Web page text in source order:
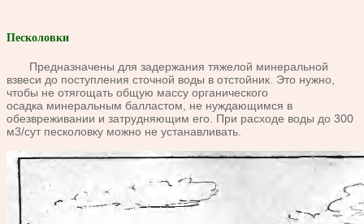
Песколовки
Предназначены для задержания тяжелой минеральной
взвеси до поступления сточной воды в отстойник. Это нужно,
чтобы не отягощать общую массу органического
осадка минеральным балластом, не нуждающимся в
обезвреживании и затрудняющим его. При расходе воды до 300
м3/сут песколовку можно не устанавливать.